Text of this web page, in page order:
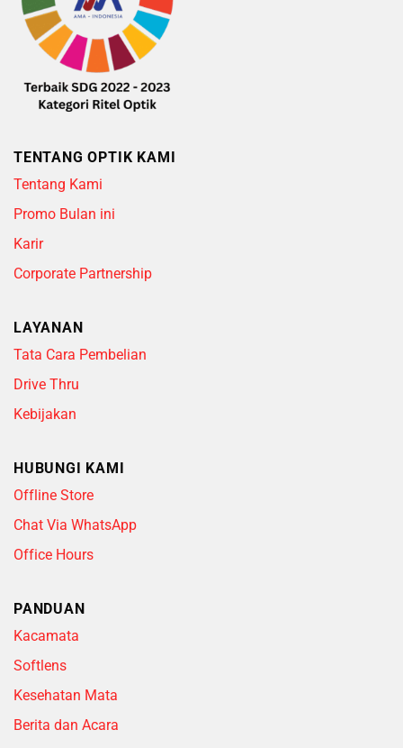
TENTANG OPTIK KAMI
Tentang Kami
Promo Bulan ini
Karir
Corporate Partnership
LAYANAN
Tata Cara Pembelian
Drive Thru
Kebijakan
HUBUNGI KAMI
Offline Store
Chat Via WhatsApp
Office Hours
PANDUAN
Kacamata
Softlens
Kesehatan Mata
Berita dan Acara